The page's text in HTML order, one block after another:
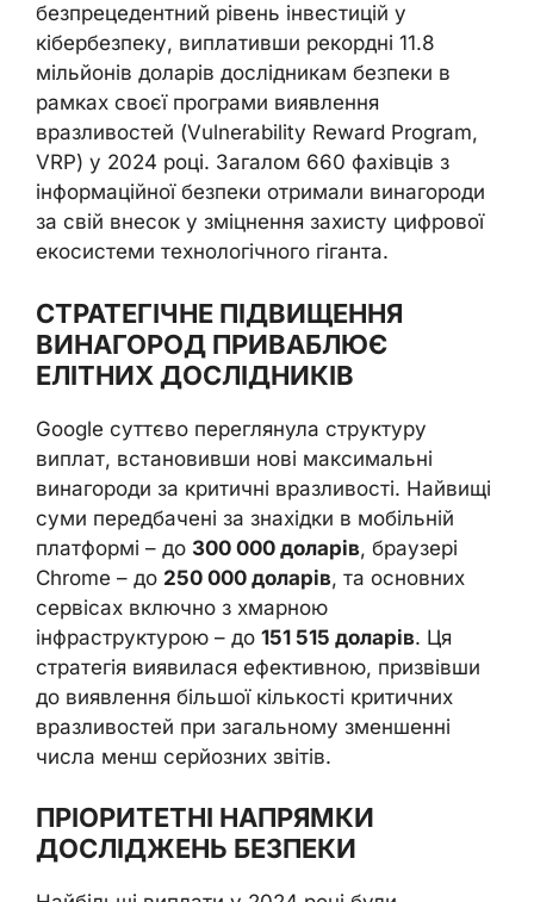
безпрецедентний рівень інвестицій у
кібербезпеку, виплативши рекордні 11.8
мільйонів доларів дослідникам безпеки в
рамках своєї програми виявлення
вразливостей (Vulnerability Reward Program,
VRP) у 2024 році. Загалом 660 фахівців з
інформаційної безпеки отримали винагороди
за свій внесок у зміцнення захисту цифрової
екосистеми технологічного гіганта.
СТРАТЕГІЧНЕ ПІДВИЩЕННЯ
ВИНАГОРОД ПРИВАБЛЮЄ
ЕЛІТНИХ ДОСЛІДНИКІВ
Google суттєво переглянула структуру
виплат, встановивши нові максимальні
винагороди за критичні вразливості. Найвищі
суми передбачені за знахідки в мобільній
платформі – до 300 000 доларів, браузері
Chrome – до 250 000 доларів, та основних
сервісах включно з хмарною
інфраструктурою – до 151 515 доларів. Ця
стратегія виявилася ефективною, призвівши
до виявлення більшої кількості критичних
вразливостей при загальному зменшенні
числа менш серйозних звітів.
ПРІОРИТЕТНІ НАПРЯМКИ
ДОСЛІДЖЕНЬ БЕЗПЕКИ